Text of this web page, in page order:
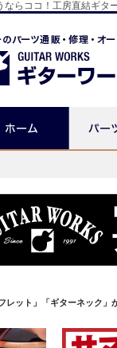
ココ！工房直結ギタ
フレット」「ギターネック